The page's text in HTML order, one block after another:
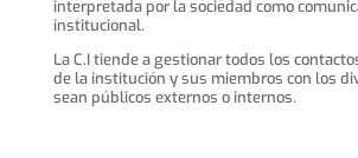
interpretada por la sociedad como
institucional.
La C.I tiende a gestionar todos los
de la institución y sus miembros con los
sean públicos externos o internos.